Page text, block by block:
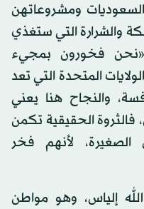
ومشروعاتهن
والشرارة التي ستغذي
«نحن فخورون بمجيء
المتحدة التي تعد
والنجاح هنا يعني
فالثروة الحقيقية تكمن
لأنهم فخر
إلياس، وهو مواطن